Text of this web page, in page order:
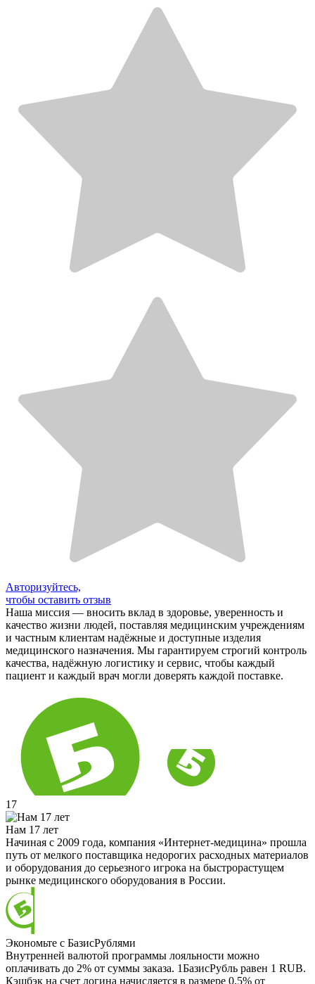
Авторизуйтесь,
чтобы оставить отзыв
Наша миссия — вносить вклад в здоровье, уверенность и
качество жизни людей, поставляя медицинским учреждениям
и частным клиентам надёжные и доступные изделия
медицинского назначения. Мы гарантируем строгий контроль
качества, надёжную логистику и сервис, чтобы каждый
пациент и каждый врач могли доверять каждой поставке.
17
Нам 17 лет
Начиная с 2009 года, компания «Интернет-медицина» прошла
путь от мелкого поставщика недорогих расходных материалов
и оборудования до серьезного игрока на быстрорастущем
рынке медицинского оборудования в России.
Экономьте с БазисРублями
Внутренней валютой программы лояльности можно
оплачивать до 2% от суммы заказа. 1БазисРубль равен 1 RUB.
Кэшбэк на счет логина начисляется в размере 0.5% от